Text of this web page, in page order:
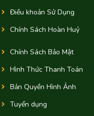
Điều khoản Sử Dụng
Chính Sách Hoàn Huỷ
Chính Sách Bảo Mật
Hình Thức Thanh Toán
Bản Quyền Hình Ảnh
Tuyển dụng